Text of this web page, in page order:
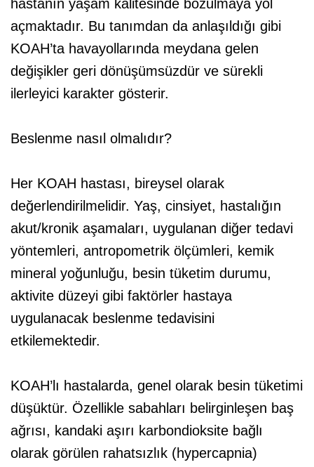
hastanın yaşam kalitesinde bozulmaya yol
açmaktadır. Bu tanımdan da anlaşıldığı gibi
KOAH’ta havayollarında meydana gelen
değişikler geri dönüşümsüzdür ve sürekli
ilerleyici karakter gösterir.
Beslenme nasıl olmalıdır?
Her KOAH hastası, bireysel olarak
değerlendirilmelidir. Yaş, cinsiyet, hastalığın
akut/kronik aşamaları, uygulanan diğer tedavi
yöntemleri, antropometrik ölçümleri, kemik
mineral yoğunluğu, besin tüketim durumu,
aktivite düzeyi gibi faktörler hastaya
uygulanacak beslenme tedavisini
etkilemektedir.
KOAH’lı hastalarda, genel olarak besin tüketimi
düşüktür. Özellikle sabahları belirginleşen baş
ağrısı, kandaki aşırı karbondioksite bağlı
olarak görülen rahatsızlık (hypercapnia)